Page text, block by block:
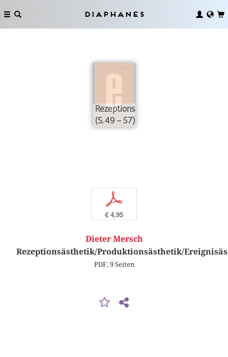
Diaphanes
Rezeptionsästhetik/
(S. 49 – 57)
p
€ 4,95
Dieter Mersch
Rezeptionsästhetik/Produktionsästhetik/
PDF, 9 Seiten